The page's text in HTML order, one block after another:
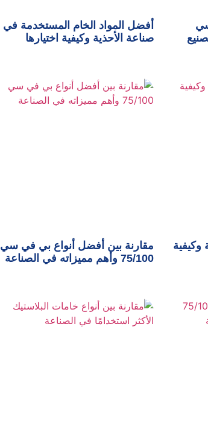
أفضل المواد الخام المستخدمة في
صناعة الأحذية وكيفية اختيارها
وكيفية
مقارنة بين أفضل أنواع بي في سي
75/100 وأهم مميزاته في الصناعة